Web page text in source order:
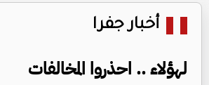
أخبار جفرا
لهؤلاء .. احذروا المخالفات